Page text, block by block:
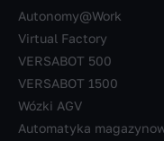
Autonomy@Work
Virtual Factory
VERSABOT 500
VERSABOT 1500
Wózki AGV
Automatyka